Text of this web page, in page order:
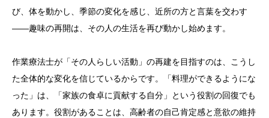
び、体を動かし、季節の変化を感じ、近所の方と言葉を交わす
——趣味の再開は、その人の生活を再び動かし始めます。
作業療法士が「その人らしい活動」の再建を目指すのは、こうし
た全体的な変化を信じているからです。「料理ができるようにな
った」は、「家族の食卓に貢献する自分」という役割の回復でも
あります。役割があることは、高齢者の自己肯定感と意欲の維持